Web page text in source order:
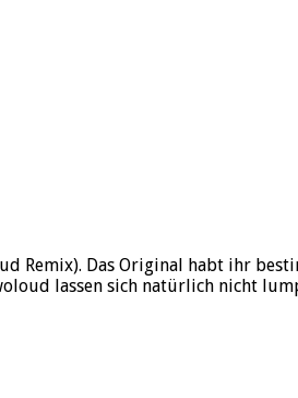
Remix). Das Original habt ihr
lassen sich natürlich nicht